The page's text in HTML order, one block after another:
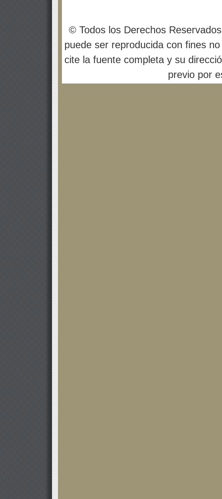
© Todos los Derechos
puede ser reproducida con fines
cite la fuente completa y su
previo por